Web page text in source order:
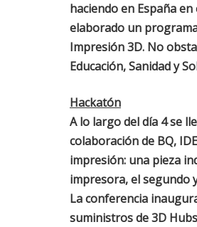
haciendo en España
elaborado un
Impresión 3D. No
Educación, Sanidad y
Hackatón
A lo largo del día 4 se
colaboración de BQ,
impresión: una pieza
impresora, el segundo
La conferencia
suministros de 3D